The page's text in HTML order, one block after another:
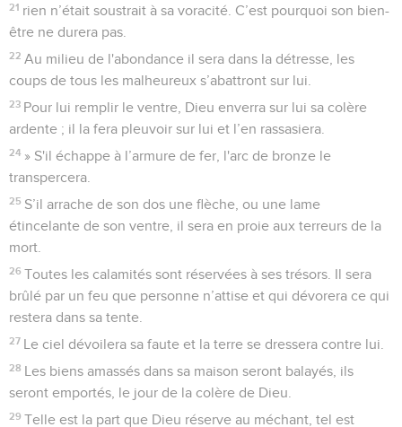
21 rien n’était soustrait à sa voracité. C’est pourquoi son bien-
être ne durera pas.
22 Au milieu de l'abondance il sera dans la détresse, les
coups de tous les malheureux s’abattront sur lui.
23 Pour lui remplir le ventre, Dieu enverra sur lui sa colère
ardente ; il la fera pleuvoir sur lui et l’en rassasiera.
24 » S'il échappe à l’armure de fer, l'arc de bronze le
transpercera.
25 S’il arrache de son dos une flèche, ou une lame
étincelante de son ventre, il sera en proie aux terreurs de la
mort.
26 Toutes les calamités sont réservées à ses trésors. Il sera
brûlé par un feu que personne n’attise et qui dévorera ce qui
restera dans sa tente.
27 Le ciel dévoilera sa faute et la terre se dressera contre lui.
28 Les biens amassés dans sa maison seront balayés, ils
seront emportés, le jour de la colère de Dieu.
29 Telle est la part que Dieu réserve au méchant, tel est